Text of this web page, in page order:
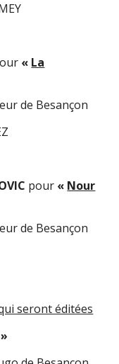
« La
de Besançon
pour « Nour
de Besançon
seront éditées
»